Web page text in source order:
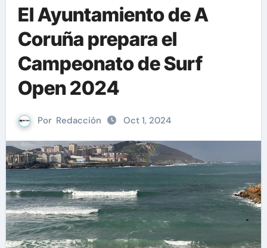
El Ayuntamiento de A
Coruña prepara el
Campeonato de Surf
Open 2024
Por Redacción Oct 1, 2024